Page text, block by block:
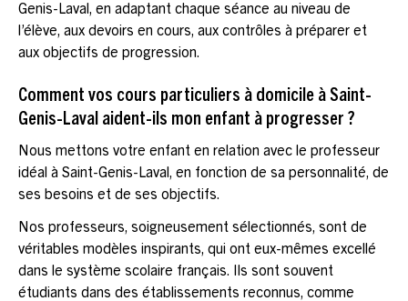
Genis-Laval, en adaptant chaque séance au niveau de
l’élève, aux devoirs en cours, aux contrôles à préparer et
aux objectifs de progression.
Comment vos cours particuliers à domicile à Saint-
Genis-Laval aident-ils mon enfant à progresser ?
Nous mettons votre enfant en relation avec le professeur
idéal à Saint-Genis-Laval, en fonction de sa personnalité, de
ses besoins et de ses objectifs.
Nos professeurs, soigneusement sélectionnés, sont de
véritables modèles inspirants, qui ont eux-mêmes excellé
dans le système scolaire français. Ils sont souvent
étudiants dans des établissements reconnus, comme